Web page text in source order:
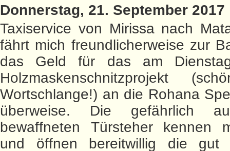
Donnerstag, 21. September 2017
Taxiservice von Mirissa nach
fährt mich freundlicherweise zur
das Geld für das am
Holzmaskenschnitzprojekt
Wortschlange!) an die Rohana
überweise. Die gefährlich
bewaffneten Türsteher kennen
und öffnen bereitwillig die gut